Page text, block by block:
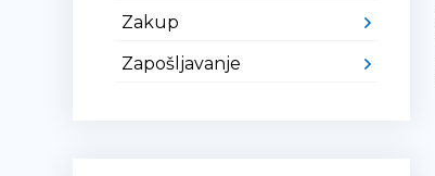
Zakup
Zapošljavanje